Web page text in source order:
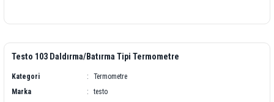
Testo 103 Daldırma/Batırma Tipi Termometre
Kategori
Termometre
Marka
testo